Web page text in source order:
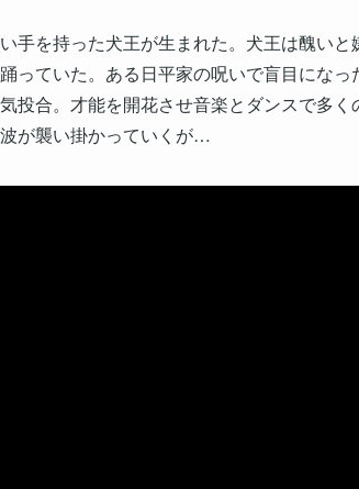
手を持った犬王が生まれた。犬王は醜い
っていた。ある日平家の呪いで盲目にな
投合。才能を開花させ音楽とダンスで多
が襲い掛かっていくが…